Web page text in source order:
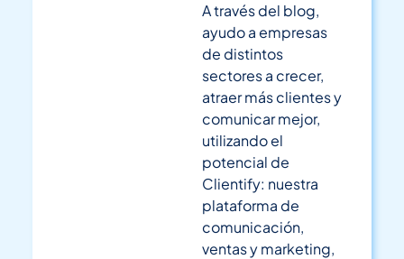
A través del blog,
ayudo a empresas
de distintos
sectores a crecer,
atraer más clientes y
comunicar mejor,
utilizando el
potencial de
Clientify: nuestra
plataforma de
comunicación,
ventas y marketing,